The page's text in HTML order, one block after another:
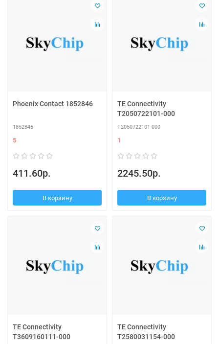
Phoenix Contact 1852846
1852846
5
411.60р.
В корзину
TE Connectivity
T2050722101-000
T2050722101-000
1
2245.50р.
В корзину
TE Connectivity
T3609160111-000
TE Connectivity
T2580031154-000